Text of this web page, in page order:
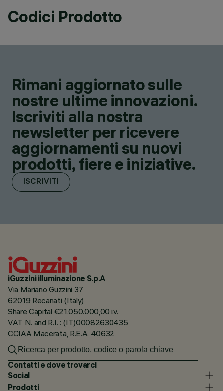
Codici Prodotto
Rimani aggiornato sulle
nostre ultime innovazioni.
Iscriviti alla nostra
newsletter per ricevere
aggiornamenti su nuovi
prodotti, fiere e iniziative.
ISCRIVITI
iGuzzini illuminazione S.p.A
Via Mariano Guzzini 37
62019 Recanati (Italy)
Share Capital €21.050.000,00 i.v.
VAT N. and R.I. : (IT)00082630435
CCIAA Macerata, R.E.A. 40632
Contatti e dove trovarci
Social
Prodotti